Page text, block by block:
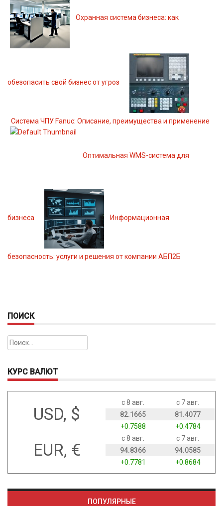
Охранная система бизнеса: как
обезопасить свой бизнес от угроз
Система ЧПУ Fanuc: Описание, преимущества и применение
Оптимальная WMS-система для
бизнеса Информационная
безопасность: услуги и решения от компании АБП2Б
ПОИСК
Найти:
КУРС ВАЛЮТ
USD, $
с 8 авг.
с 7 авг.
82.1665
81.4077
+0.7588
+0.4784
EUR, €
с 8 авг.
с 7 авг.
94.8366
94.0585
+0.7781
+0.8684
ПОПУЛЯРНЫЕ